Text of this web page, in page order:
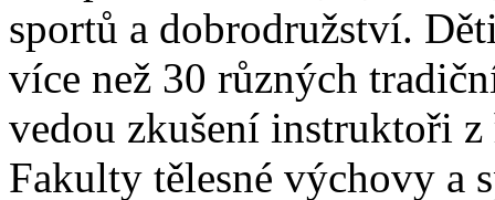
sportů a dobrodružství.
více než 30 různých
vedou zkušení instruktoři z
Fakulty tělesné výchovy a